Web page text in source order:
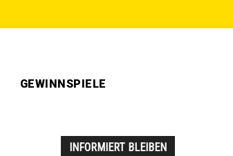
GEWINNSPIELE
INFORMIERT BLEIBEN